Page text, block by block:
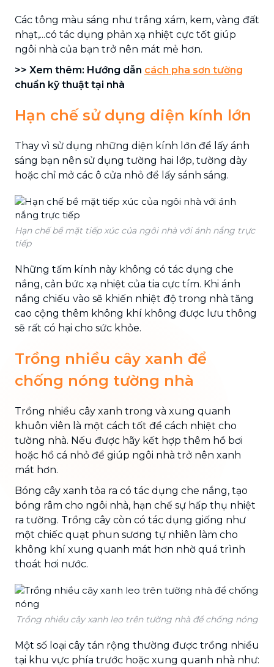
Các tông màu sáng như trắng xám, kem, vàng đất
nhạt,...có tác dụng phản xạ nhiệt cực tốt giúp
ngôi nhà của bạn trở nên mát mẻ hơn.
>> Xem thêm: Hướng dẫn cách pha sơn tường
chuẩn kỹ thuật tại nhà
Hạn chế sử dụng diện kính lớn
Thay vì sử dụng những diện kính lớn để lấy ánh
sáng bạn nên sử dụng tường hai lớp, tường dày
hoặc chỉ mở các ô cửa nhỏ để lấy sánh sáng.
Hạn chế bề mặt tiếp xúc của ngôi nhà với ánh nắng trực
tiếp
Những tấm kính này không có tác dụng che
nắng, cản bức xạ nhiệt của tia cực tím. Khi ánh
nắng chiếu vào sẽ khiến nhiệt độ trong nhà tăng
cao cộng thêm không khí không được lưu thông
sẽ rất có hại cho sức khỏe.
Trồng nhiều cây xanh để
chống nóng tường nhà
Trồng nhiều cây xanh trong và xung quanh
khuôn viên là một cách tốt để cách nhiệt cho
tường nhà. Nếu được hãy kết hợp thêm hồ bơi
hoặc hồ cá nhỏ để giúp ngôi nhà trở nên xanh
mát hơn.
Bóng cây xanh tỏa ra có tác dụng che nắng, tạo
bóng râm cho ngôi nhà, hạn chế sự hấp thụ nhiệt
ra tường. Trồng cây còn có tác dụng giống như
một chiếc quạt phun sương tự nhiên làm cho
không khí xung quanh mát hơn nhờ quá trình
thoát hơi nước.
Trồng nhiều cây xanh leo trên tường nhà để chống nóng
Một số loại cây tán rộng thường được trồng nhiều
tại khu vực phía trước hoặc xung quanh nhà như: